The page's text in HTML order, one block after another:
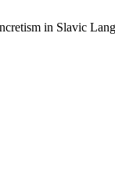
in Slavic